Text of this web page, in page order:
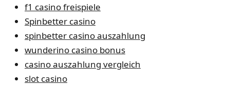
f1 casino freispiele
Spinbetter casino
spinbetter casino auszahlung
wunderino casino bonus
casino auszahlung vergleich
slot casino